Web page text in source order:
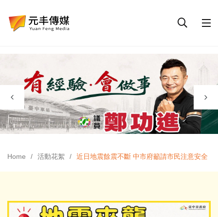
Home 活動花絮 近日地震餘震不斷 中市府籲請市民注意安全